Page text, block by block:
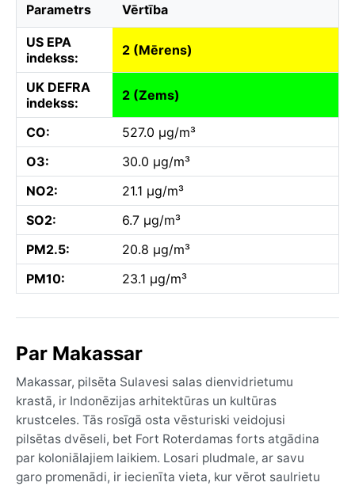
Parametrs Vērtība
US EPA
indekss:
2 (Mērens)
UK DEFRA
indekss:
2 (Zems)
CO:
527.0 µg/m³
O3:
30.0 µg/m³
NO2:
21.1 µg/m³
SO2:
6.7 µg/m³
PM2.5:
20.8 µg/m³
PM10:
23.1 µg/m³
Par Makassar
Makassar, pilsēta Sulavesi salas dienvidrietumu
krastā, ir Indonēzijas arhitektūras un kultūras
krustceles. Tās rosīgā osta vēsturiski veidojusi
pilsētas dvēseli, bet Fort Roterdamas forts atgādina
par koloniālajiem laikiem. Losari pludmale, ar savu
garo promenādi, ir iecienīta vieta, kur vērot saulrietu